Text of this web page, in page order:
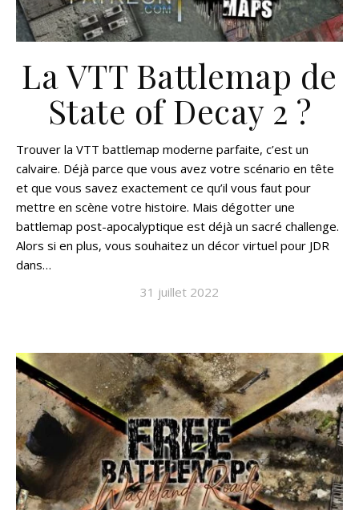
La VTT Battlemap de
State of Decay 2 ?
Trouver la VTT battlemap moderne parfaite, c’est un
calvaire. Déjà parce que vous avez votre scénario en tête
et que vous savez exactement ce qu’il vous faut pour
mettre en scène votre histoire. Mais dégotter une
battlemap post-apocalyptique est déjà un sacré challenge.
Alors si en plus, vous souhaitez un décor virtuel pour JDR
dans…
31 juillet 2022